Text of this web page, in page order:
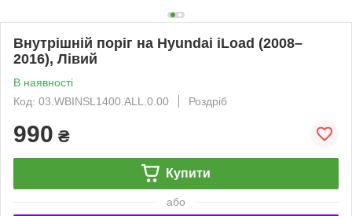
Внутрішній поріг на Hyundai iLoad (2008–
2016), Лівий
В наявності
Код: 03.WBINSL1400.ALL.0.00
Роздріб
990 ₴
Купити
або